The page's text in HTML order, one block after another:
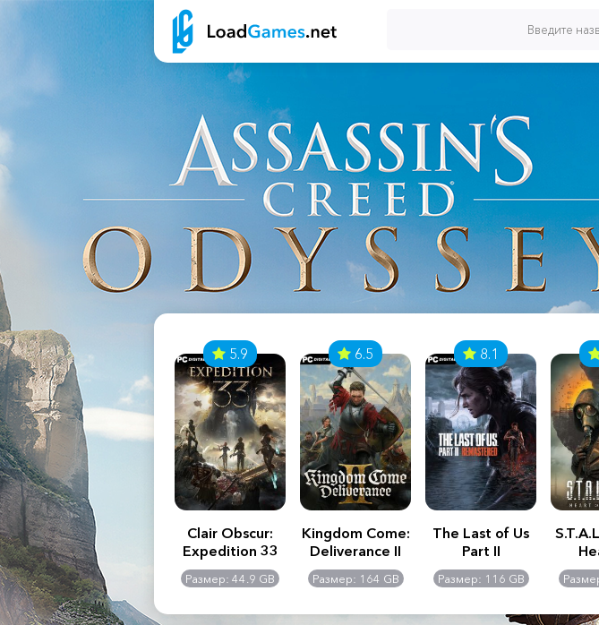
2:
-
GB
Assassin's Creed
Shadows
Размер: 117 GB
5.9
Clair Obscur:
Expedition 33
Размер: 44.9 GB
6.5
Kingdom Come:
Deliverance II
Размер: 164 GB
8.1
The Last of Us
Part II
Remastered
Размер: 116 GB